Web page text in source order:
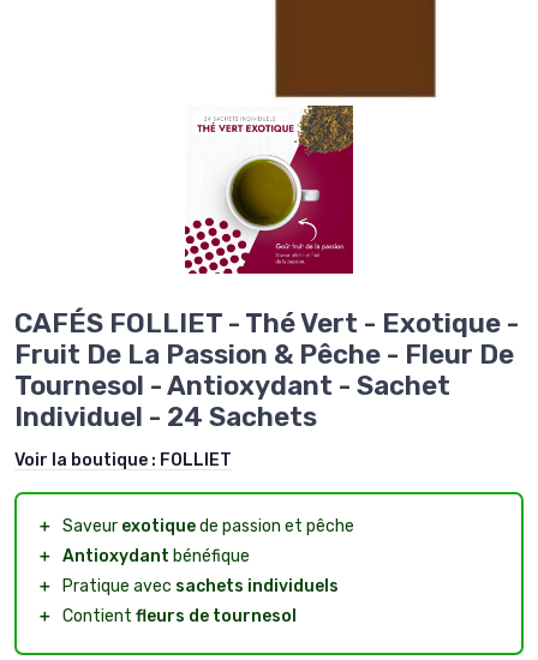
CAFÉS FOLLIET - Thé Vert - Exotique -
Fruit De La Passion & Pêche - Fleur De
Tournesol - Antioxydant - Sachet
Individuel - 24 Sachets
Voir la boutique : FOLLIET
＋ Saveur exotiquede passion et pêche
＋ Antioxydant bénéfique
＋
Pratique avec sachets individuels
＋ Contient fleurs de tournesol